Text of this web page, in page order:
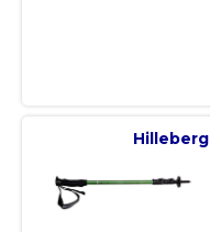
Hilleberg